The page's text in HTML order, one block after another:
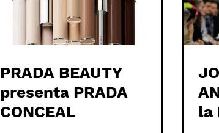
PRADA BEAUTY
presenta PRADA
CONCEAL
la